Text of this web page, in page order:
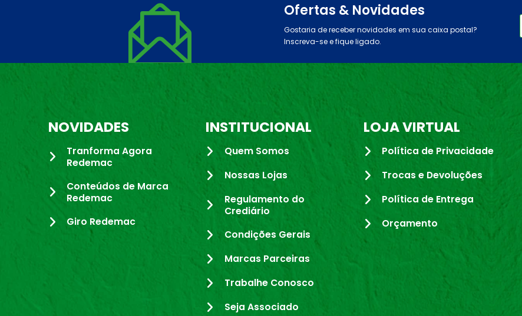
Ofertas & Novidades
Gostaria de receber novidades em sua caixa postal?
Inscreva-se e fique ligado.
NOVIDADES
Tranforma Agora
Redemac
Conteúdos de Marca
Redemac
Giro Redemac
INSTITUCIONAL
Quem Somos
Nossas Lojas
Regulamento do
Crediário
Condições Gerais
Marcas Parceiras
Trabalhe Conosco
Seja Associado
LOJA VIRTUAL
Política de Privacidade
Trocas e Devoluções
Política de Entrega
Orçamento